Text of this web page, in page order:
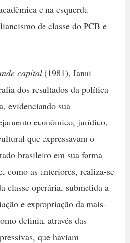
e na esquerda
de classe do PCB e
capital (1981), Ianni
dos resultados da política
evidenciando sua
econômico, jurídico,
que expressavam o
brasileiro em sua forma
como as anteriores, realiza-se
classe operária, submetida a
e expropriação da mais-
definia, através das
que haviam